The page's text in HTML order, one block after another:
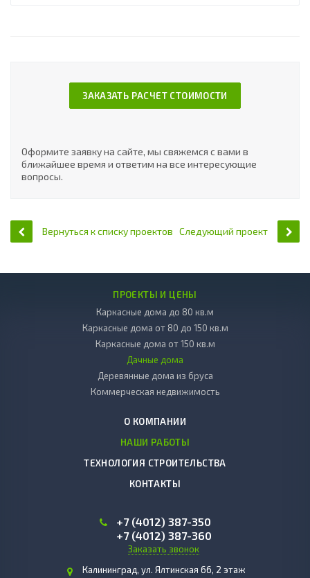
ЗАКАЗАТЬ РАСЧЕТ СТОИМОСТИ
Оформите заявку на сайте, мы свяжемся с вами в
ближайшее время и ответим на все интересующие
вопросы.
Вернуться к списку проектов Следующий проект
ПРОЕКТЫ И ЦЕНЫ
Каркасные дома до 80 кв.м
Каркасные дома от 80 до 150 кв.м
Каркасные дома от 150 кв.м
Дачные дома
Деревянные дома из бруса
Коммерческая недвижимость
О КОМПАНИИ
НАШИ РАБОТЫ
ТЕХНОЛОГИЯ СТРОИТЕЛЬСТВА
КОНТАКТЫ
+7 (4012) 387-350
+7 (4012) 387-360
Заказать звонок
Калининград, ул. Ялтинская 66, 2 этаж